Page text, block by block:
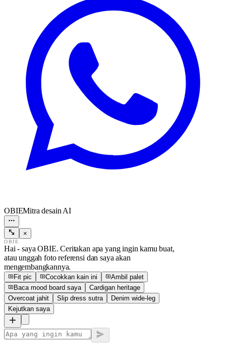
OBIEMitra desain AI
×
OBIE
Hai - saya OBIE. Ceritakan apa yang ingin kamu buat,
atau unggah foto referensi dan saya akan
mengembangkannya.
Fit pic Cocokkan kain ini
Ambil palet
Baca mood board saya
Cardigan heritage
Overcoat jahit
Slip dress sutra
Denim wide-leg
Kejutkan saya